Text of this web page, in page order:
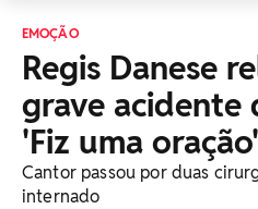
EMOÇÃO
Regis Danese
grave acidente
'Fiz uma oração'
Cantor passou por duas
internado